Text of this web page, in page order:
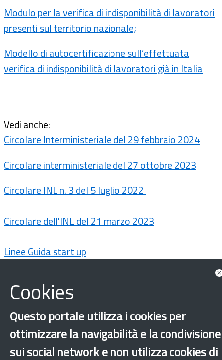
Modulo per la verifica di indisponibilità di lavoratori
presenti sul territorio nazionale;
Modello di autocertificazione sull’effettuata
verifica di indisponibilità di lavoratori già in Italia
Vedi anche:
Circolare Interministeriale del 29 febbraio 2024
Circolare interministeriale del 27 ottobre 2023
Circolare INL n. 3 del 5 luglio 2022
Circolare dell'INL del 21 marzo 2023
Linee Guida start up
Protocolli di Intesa
Cookies
Questo portale utilizza i cookies per
ottimizzare la navigabilità e la condivisione
sui social network e non utilizza cookies di